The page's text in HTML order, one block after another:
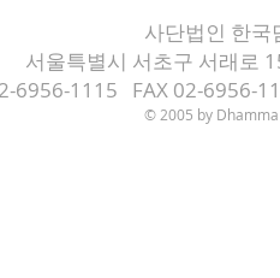
사단법인 한국
서울특별시 서초구 서래로
6956-1115 FAX 02-6956-
© 2005 by Dhamma